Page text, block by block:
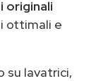
originali
ottimali e
su lavatrici,